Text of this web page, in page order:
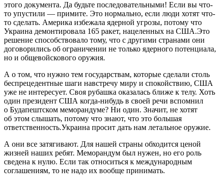
этого документа. Да будьте последовательными! Если вы что-
то упустили — примите. Это нормально, если люди хотят что-
то сделать. Америка избежала ядерной угрозы, потому что
Украина демонтировала 165 ракет, нацеленных на США.Это
решение способствовало тому, что с другими странами они
договорились об ограничении не только ядерного потенциала,
но и общевойскового оружия.
А о том, что нужно тем государствам, которые сделали столь
беспрецедентные шаги навстречу миру и спокойствию, США
уже не интересует. Своя рубашка оказалась ближе к телу. Хоть
один президент США когда-нибудь в своей речи вспомнил
о Будапештском меморандуме? Ни один. Значит, не хотят
об этом слышать, потому что знают, что это большая
ответственность.Украина просит дать нам летальное оружие.
А они все затягивают. Для нашей страны обходится ценой
жизней наших ребят. Меморандум был нужен, но его роль
сведена к нулю. Если так относиться к международным
соглашениям, то не надо их вообще принимать.